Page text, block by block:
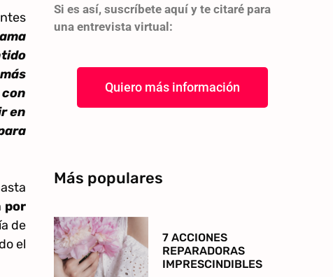
en
por
de
el
Si es así, suscríbete aquí y te citaré para
una entrevista virtual:
Quiero más información
Más populares
7 ACCIONES
REPARADORAS
IMPRESCINDIBLES